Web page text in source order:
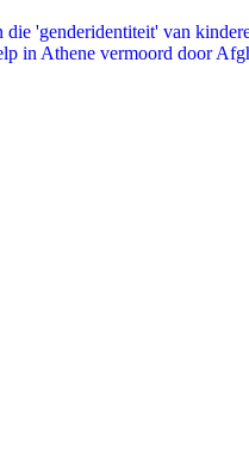
die 'genderidentiteit' van
in Athene vermoord door